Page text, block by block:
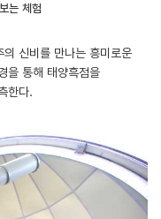
는 체험
신비를 만나는 흥미로운
을 통해 태양흑점을
한다.